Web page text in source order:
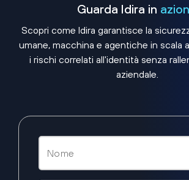
Guarda Idira in
Scopri come Idira garantisce la
umane, macchina e agentiche in scala
i rischi correlati all'identità senza
aziendale.